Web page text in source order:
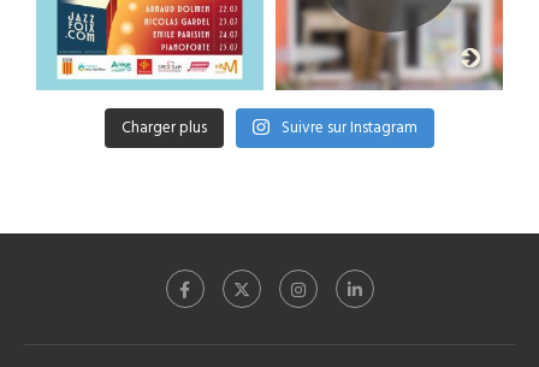
Charger plus Suivre sur Instagram